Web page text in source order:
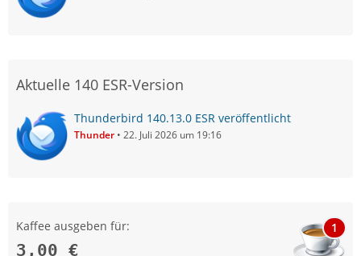
Aktuelle 140 ESR-Version
Thunderbird 140.13.0 ESR veröffentlicht
Thunder 22. Juli 2026 um 19:16
Kaffee ausgeben für:
3,00 €
1